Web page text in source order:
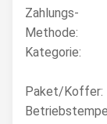
Zahlungs-
Methode:
Kategorie:
Paket/Koffer: